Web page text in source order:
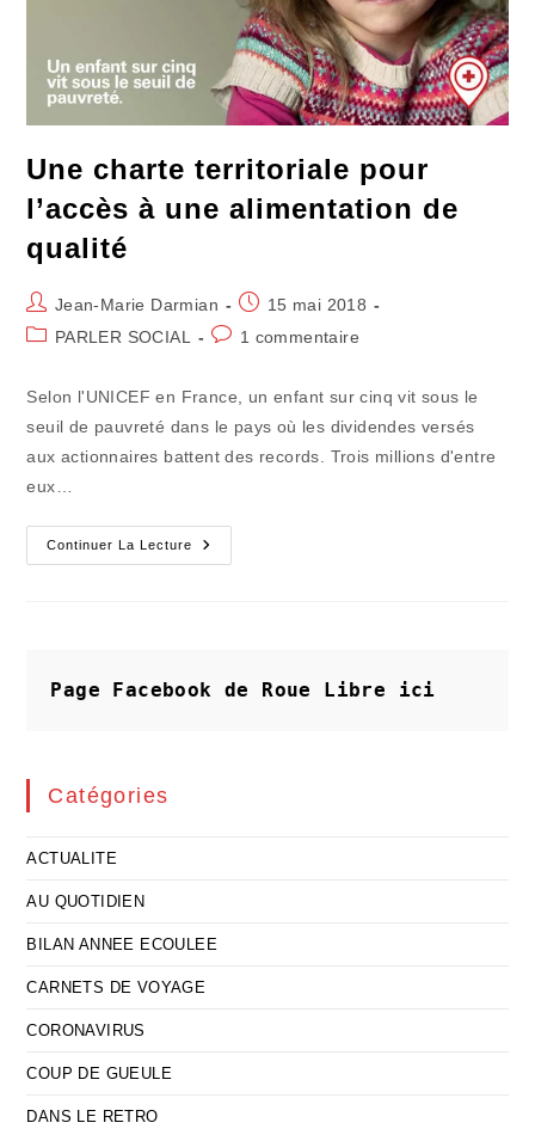
Une charte territoriale pour
l’accès à une alimentation de
qualité
Auteur/autrice
de
Jean-Marie Darmian
Publication
publiée :
15 mai 2018
PostPARLER SOCIAL
Commentaires
publication :
1 commentaire
Selon l'UNICEF en France, un enfant sur cinq vit sous le
seuil de pauvreté dans le pays où les dividendes versés
aux actionnaires battent des records. Trois millions d'entre
eux…
Continuer La Lecture
Une
Charte
De
Qualité
Page Facebook de Roue Libre ici
Catégories
ACTUALITE
AU QUOTIDIEN
BILAN ANNEE ECOULEE
CARNETS DE VOYAGE
CORONAVIRUS
COUP DE GUEULE
DANS LE RETRO